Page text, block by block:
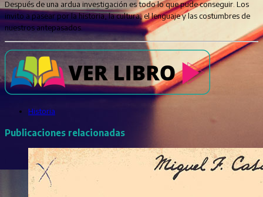
Después de una ardua investigación es todo lo que pude conseguir. Los
invito a pasear por la historia, la cultura, el lenguaje y las costumbres de
nuestros antepasados.
Historia
Publicaciones relacionadas